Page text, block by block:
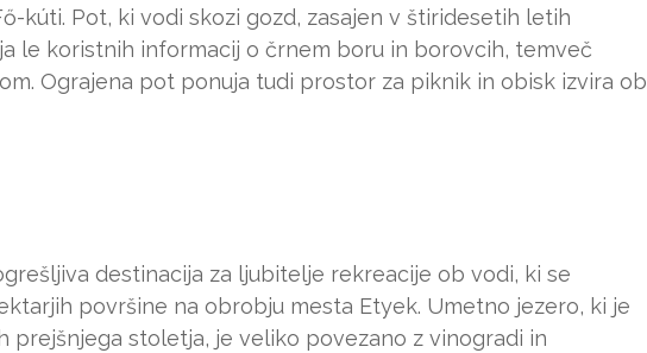
kúti. Pot, ki vodi skozi gozd, zasajen v štiridesetih letih
le koristnih informacij o črnem boru in borovcih, temveč
Ograjena pot ponuja tudi prostor za piknik in obisk izvira ob
destinacija za ljubitelje rekreacije ob vodi, ki se
površine na obrobju mesta Etyek. Umetno jezero, ki je
prejšnjega stoletja, je veliko povezano z vinogradi in